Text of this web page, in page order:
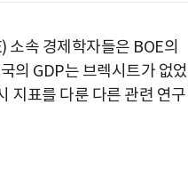
소속 경제학자들은 BOE의
의 GDP는 브렉시트가 없었
지표를 다룬 다른 관련 연구